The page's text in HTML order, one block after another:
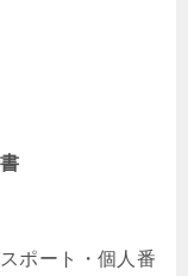
ポート・個人番